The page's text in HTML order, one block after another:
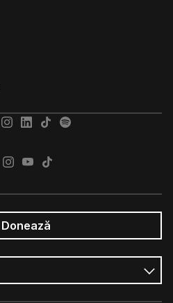
Donează